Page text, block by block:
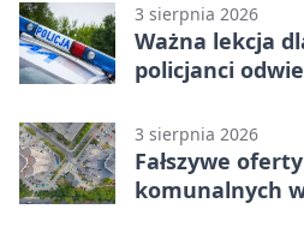
3 sierpnia 2026
Ważna lekcja
policjanci
3 sierpnia 2026
Fałszywe
komunalnych